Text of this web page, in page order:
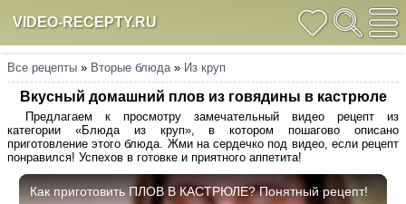
VIDEO-RECEPTY.RU
Все рецепты » Вторые блюда» Из круп
Вкусный домашний плов из говядины в кастрюле
Предлагаем к просмотру замечательный видео рецепт из
категории «Блюда из круп», в котором пошагово описано
приготовление этого блюда. Жми на сердечко под видео, если рецепт
понравился! Успехов в готовке и приятного аппетита!